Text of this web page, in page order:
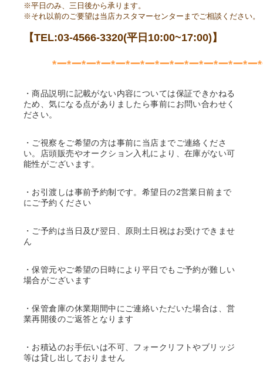
※平日のみ、三日後から承ります。
※それ以前のご要望は当店カスタマーセンターまでご相談ください。
【TEL:03-4566-3320(平日10:00~17:00)】
*ー*ー*ー*ー*ー*ー*ー*ー*ー*ー*ー*ー*ー*ー
・商品説明に記載がない内容については保証できかねる
ため、気になる点がありましたら事前にお問い合わせく
ださい。
・ご視察をご希望の方は事前に当店までご連絡くださ
い。店頭販売やオークション入札により、在庫がない可
能性がございます。
・お引渡しは事前予約制です。希望日の2営業日前まで
にご予約ください
・ご予約は当日及び翌日、原則土日祝はお受けできませ
ん
・保管元やご希望の日時により平日でもご予約が難しい
場合がございます
・保管倉庫の休業期間中にご連絡いただいた場合は、営
業再開後のご返答となります
・お積込のお手伝いは不可、フォークリフトやブリッジ
等は貸し出しておりません